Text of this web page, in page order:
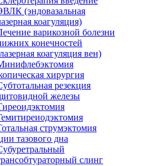
(эндовазальная
коагуляция)
варикозной болезни
конечностей
коагуляция вен)
хирургия
резекция
железы
струмэктомия
тазового дна
слинг